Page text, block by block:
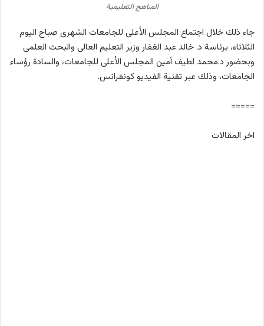
المناهج التعليمية
جاء ذلك خلال اجتماع المجلس الأعلى للجامعات الشهرى صباح اليوم
الثلاثاء، برئاسة د. خالد عبد الغفار وزير التعليم العالى والبحث العلمى
وبحضور د.محمد لطيف أمين المجلس الأعلى للجامعات، والسادة رؤساء
الجامعات، وذلك عبر تقنية الفيديو كونفرانس.
=====
اخر المقالات